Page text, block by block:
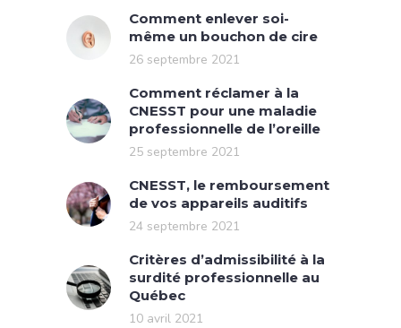
Comment enlever soi-
même un bouchon de cire
26 septembre 2021
Comment réclamer à la
CNESST pour une maladie
professionnelle de l’oreille
25 septembre 2021
CNESST, le remboursement
de vos appareils auditifs
24 septembre 2021
Critères d’admissibilité à la
surdité professionnelle au
Québec
10 avril 2021